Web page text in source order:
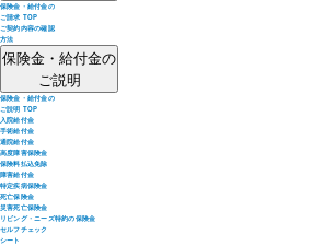
保険金・給付金の
ご請求 TOP
ご契約内容の確認
方法
保険金・給付金の
ご説明
保険金・給付金の
ご説明 TOP
入院給付金
手術給付金
通院給付金
高度障害保険金
保険料払込免除
障害給付金
特定疾病保険金
死亡保険金
災害死亡保険金
リビング・ニーズ特約の保険金
セルフチェック
シート